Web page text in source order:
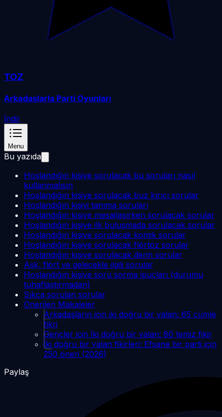
TOZ
Arkadaşlarla Parti Oyunları
İndir
Menu
Bu yazıda
Hoşlandığın kişiye sorulacak bu soruları nasıl
kullanmalısın
Hoşlandığın kişiye sorulacak buz kırıcı sorular
Hoşlandığın kişiyi tanıma soruları
Hoşlandığın kişiye mesajlaşırken sorulacak sorular
Hoşlandığın kişiye ilk buluşmada sorulacak sorular
Hoşlandığın kişiye sorulacak komik sorular
Hoşlandığın kişiye sorulacak flörtöz sorular
Hoşlandığın kişiye sorulacak derin sorular
Aşk, flört ve gelecekle ilgili sorular
Hoşlandığın kişiye soru sorma ipuçları (durumu
tuhaflaştırmadan)
Sıkça sorulan sorular
Önerilen Makaleler
Arkadaşların için iki doğru bir yalan: 65 cümle
fikri
Gençler için İki doğru bir yalan: 80 temiz fikir
İki doğru bir yalan fikirleri: Efsane bir parti için
250 öneri (2026)
Paylaş